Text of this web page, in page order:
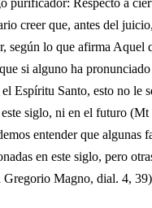
creer que, antes del
según lo que afirma Aquel
si alguno ha pronunciado
Espíritu Santo, esto no le
siglo, ni en el futuro (Mt
entender que algunas
en este siglo, pero
Gregorio Magno, dial. 4,